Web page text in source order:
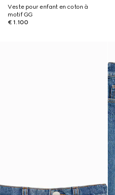
Veste pour enfant en coton à
motif GG
€ 1.100